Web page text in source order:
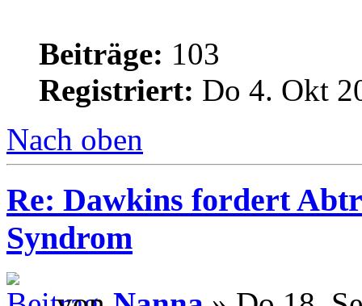
Beiträge: 103
Registriert: Do 4. Okt
Nach oben
Re: Dawkins fordert
Syndrom